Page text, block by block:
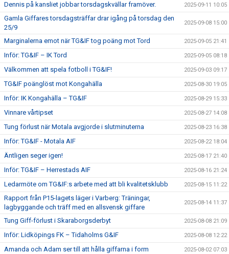
Dennis på kansliet jobbar torsdagskvällar framöver. 2025-09-11 10:05
Gamla Giffares torsdagsträffar drar igång på torsdag den
25/9
2025-09-08 15:00
Marginalerna emot när TG&IF tog poäng mot Tord 2025-09-05 21:41
Inför: TG&IF – IK Tord 2025-09-05 08:18
Välkommen att spela fotboll i TG&IF! 2025-09-03 09:17
TG&IF poänglöst mot Kongahälla 2025-08-30 19:05
Inför: IK Kongahälla – TG&IF 2025-08-29 15:33
Vinnare vårtipset 2025-08-27 14:08
Tung förlust när Motala avgjorde i slutminuterna 2025-08-23 16:38
Inför: TG&IF - Motala AIF 2025-08-22 18:04
Äntligen seger igen! 2025-08-17 21:40
Inför: TG&IF – Herrestads AIF 2025-08-16 21:24
Ledarmöte om TG&IF:s arbete med att bli kvalitetsklubb 2025-08-15 11:22
Rapport från P15-lagets läger i Varberg: Träningar,
lagbyggande och träff med en allsvensk giffare
2025-08-14 11:37
Tung Giff-förlust i Skaraborgsderbyt 2025-08-08 21:09
Inför: Lidköpings FK – Tidaholms G&IF 2025-08-08 12:22
Amanda och Adam ser till att hålla giffarna i form 2025-08-02 07:03